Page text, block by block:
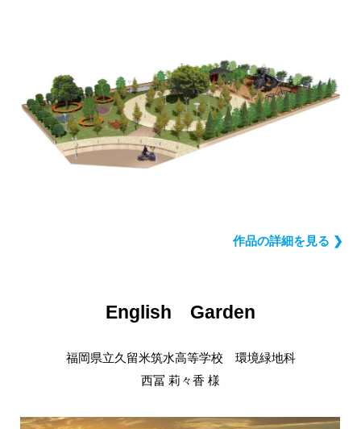
作品の詳細を見る ❯
English Garden
福岡県立久留米筑水高等学校 環境緑地科
西冨 莉々香 様